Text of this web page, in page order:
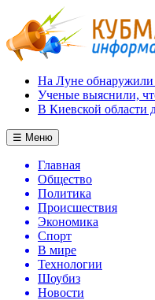
На Луне обнаружили
Ученые выяснили,
В Киевской области
☰ Меню
Главная
Общество
Политика
Происшествия
Экономика
Спорт
В мире
Технологии
Шоубиз
Новости